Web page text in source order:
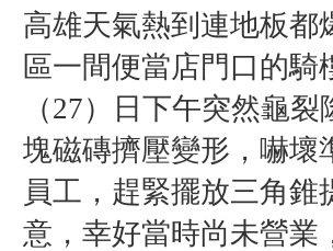
高雄天氣熱到連地板都
區一間便當店門口的騎
（27）日下午突然龜
塊磁磚擠壓變形，嚇壞
員工，趕緊擺放三角錐
意，幸好當時尚未營業